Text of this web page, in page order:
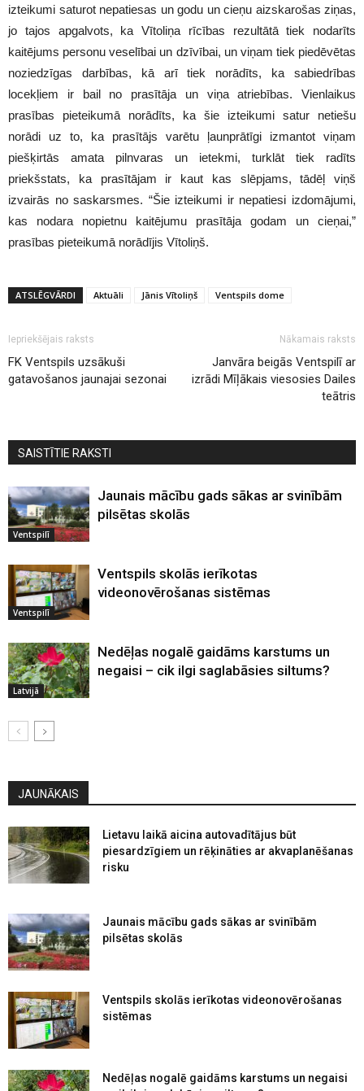
izteikumi saturot nepatiesas un godu un cieņu aizskarošas ziņas,
jo tajos apgalvots, ka Vītoliņa rīcības rezultātā tiek nodarīts
kaitējums personu veselībai un dzīvībai, un viņam tiek piedēvētas
noziedzīgas darbības, kā arī tiek norādīts, ka sabiedrības
locekļiem ir bail no prasītāja un viņa atriebības. Vienlaikus
prasības pieteikumā norādīts, ka šie izteikumi satur netiešu
norādi uz to, ka prasītājs varētu ļaunprātīgi izmantot viņam
piešķirtās amata pilnvaras un ietekmi, turklāt tiek radīts
priekšstats, ka prasītājam ir kaut kas slēpjams, tādēļ viņš
izvairās no saskarsmes. “Šie izteikumi ir nepatiesi izdomājumi,
kas nodara nopietnu kaitējumu prasītāja godam un cieņai,”
prasības pieteikumā norādījis Vītoliņš.
ATSLĒGVĀRDI Aktuāli Jānis Vītoliņš Ventspils dome
Iepriekšējais raksts
FK Ventspils uzsākuši
gatavošanos jaunajai sezonai
Nākamais raksts
Janvāra beigās Ventspilī ar
izrādi Mīļākais viesosies Dailes
teātris
SAISTĪTIE RAKSTI
Ventspilī
Jaunais mācību gads sākas ar svinībām
pilsētas skolās
Ventspilī
Ventspils skolās ierīkotas
videonovērošanas sistēmas
Latvijā
Nedēļas nogalē gaidāms karstums un
negaisi – cik ilgi saglabāsies siltums?
JAUNĀKAIS
Lietavu laikā aicina autovadītājus būt
piesardzīgiem un rēķināties ar akvaplanēšanas
risku
Jaunais mācību gads sākas ar svinībām
pilsētas skolās
Ventspils skolās ierīkotas videonovērošanas
sistēmas
Nedēļas nogalē gaidāms karstums un negaisi